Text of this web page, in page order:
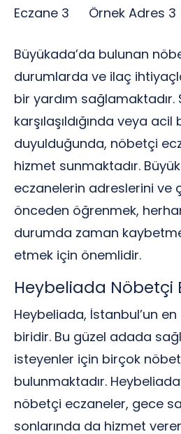
Eczane 3
Örnek Adres 3
Büyükada’da bulunan
durumlarda ve ilaç
bir yardım sağlamaktadır.
karşılaşıldığında veya
duyulduğunda, nöbetçi
hizmet sunmaktadır.
eczanelerin adreslerini ve
önceden öğrenmek,
durumda zaman
etmek için önemlidir.
Heybeliada Nöbetçi
Heybeliada, İstanbul’un
biridir. Bu güzel adada
isteyenler için birçok
bulunmaktadır.
nöbetçi eczaneler, gece
sonlarında da hizmet